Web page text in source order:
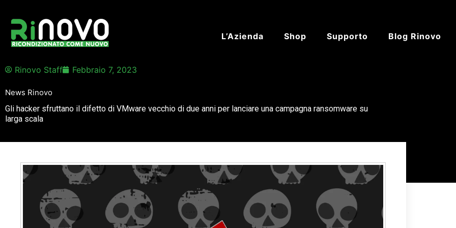
contenuto
L’Azienda Shop Supporto Blog Rinovo
Rinovo Staff Febbraio 7, 2023
News Rinovo
Gli hacker sfruttano il difetto di VMware vecchio di due anni per lanciare una campagna ransomware su
larga scala